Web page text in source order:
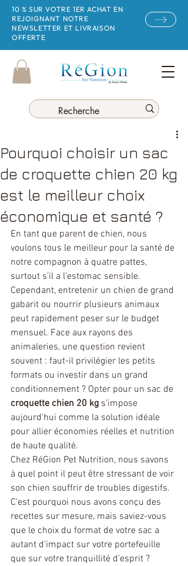
10 % SUR VOTRE 1ER ACHAT EN
REJOIGNANT NOTRE
NEWSLETTER ET LIVRAISON
OFFERTE
Pourquoi choisir un sac
de croquette chien 20 kg
est le meilleur choix
économique et santé ?
En tant que parent de chien, nous
voulons tous le meilleur pour la santé de
notre compagnon à quatre pattes,
surtout s’il a l’estomac sensible.
Cependant, entretenir un chien de grand
gabarit ou nourrir plusieurs animaux
peut rapidement peser sur le budget
mensuel. Face aux rayons des
animaleries, une question revient
souvent : faut-il privilégier les petits
formats ou investir dans un grand
conditionnement ? Opter pour un sac de
croquette chien 20 kg s’impose
aujourd'hui comme la solution idéale
pour allier économies réelles et nutrition
de haute qualité.
Chez RéGion Pet Nutrition, nous savons
à quel point il peut être stressant de voir
son chien souffrir de troubles digestifs.
C'est pourquoi nous avons conçu des
recettes sur mesure, mais saviez-vous
que le choix du format de votre sac a
autant d'impact sur votre portefeuille
que sur votre tranquillité d'esprit ?